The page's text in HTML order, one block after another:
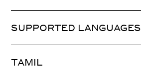
SUPPORTED LANGUAGES
TAMIL